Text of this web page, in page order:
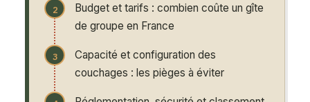
Budget et tarifs : combien coûte un gîte
de groupe en France
Capacité et configuration des
couchages : les pièges à éviter